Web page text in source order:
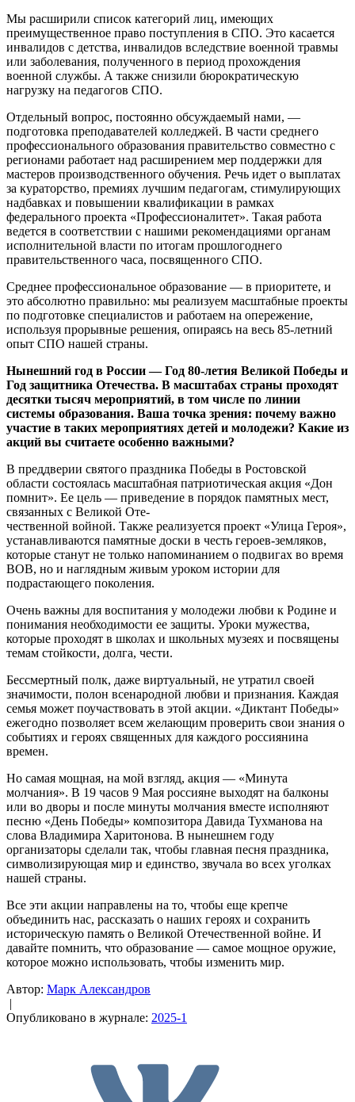
Мы расширили список категорий лиц, имеющих
преимущественное право поступления в СПО. Это касается
инвалидов с детства, инвалидов вследствие военной травмы
или заболевания, полученного в период прохождения
военной службы. А также снизили бюрократическую
нагрузку на педагогов СПО.
Отдельный вопрос, постоянно обсуждаемый нами, —
подготовка преподавателей колледжей. В части среднего
профессионального образования правительство совместно с
регионами работает над расширением мер поддержки для
мастеров производственного обучения. Речь идет о выплатах
за кураторство, премиях лучшим педагогам, стимулирующих
надбавках и повышении квалификации в рамках
федерального проекта «Профессионалитет». Такая работа
ведется в соответствии с нашими рекомендациями органам
исполнительной власти по итогам прошлогоднего
правительственного часа, посвященного СПО.
Среднее профессиональное образование — в приоритете, и
это абсолютно правильно: мы реализуем масштабные проекты
по подготовке специалистов и работаем на опережение,
используя прорывные решения, опираясь на весь 85-летний
опыт СПО нашей страны.
Нынешний год в России — Год 80-летия Великой Победы и
Год защитника Отечества. В масштабах страны проходят
десятки тысяч мероприятий, в том числе по линии
системы образования. Ваша точка зрения: почему важно
участие в таких мероприятиях детей и молодежи? Какие из
акций вы считаете особенно важными?
В преддверии святого праздника Победы в Ростовской
области состоялась масштабная патриотическая акция «Дон
помнит». Ее цель — приведение в порядок памятных мест,
связанных с Великой Оте-
чественной войной. Также реализуется проект «Улица Героя»,
устанавливаются памятные доски в честь героев-земляков,
которые станут не только напоминанием о подвигах во время
ВОВ, но и наглядным живым уроком истории для
подрастающего поколения.
Очень важны для воспитания у молодежи любви к Родине и
понимания необходимости ее защиты. Уроки мужества,
которые проходят в школах и школьных музеях и посвящены
темам стойкости, долга, чести.
Бессмертный полк, даже виртуальный, не утратил своей
значимости, полон всенародной любви и признания. Каждая
семья может поучаствовать в этой акции. «Диктант Победы»
ежегодно позволяет всем желающим проверить свои знания о
событиях и героях священных для каждого россиянина
времен.
Но самая мощная, на мой взгляд, акция — «Минута
молчания». В 19 часов 9 Мая россияне выходят на балконы
или во дворы и после минуты молчания вместе исполняют
песню «День Победы» композитора Давида Тухманова на
слова Владимира Харитонова. В нынешнем году
организаторы сделали так, чтобы главная песня праздника,
символизирующая мир и единство, звучала во всех уголках
нашей страны.
Все эти акции направлены на то, чтобы еще крепче
объединить нас, рассказать о наших героях и сохранить
историческую память о Великой Отечественной войне. И
давайте помнить, что образование — самое мощное оружие,
которое можно использовать, чтобы изменить мир.
Автор: Марк Александров
|
Опубликовано в журнале: 2025-1